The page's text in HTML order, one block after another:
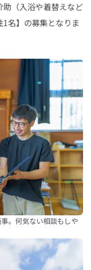
（入浴や着替えなど
名】の募集となりま
。何気ない相談もしや